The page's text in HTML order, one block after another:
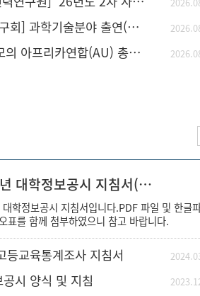
[국가과학기술연구회] 과학기술분야 출연(연) 성과 중심 인센티브 체계 개편방안 연구 정
[외교부] 제9회 모의 아프리카연합(AU) 총회 참가자 모집
2024년 대학정보공시 지침서(2024.07.03)
학정보공시 지침서입니다.PDF 파일 및 한글
표를 함께 첨부하였으니 참고 바랍니다.
교육통계조사 지침서
시 양식 및 지침